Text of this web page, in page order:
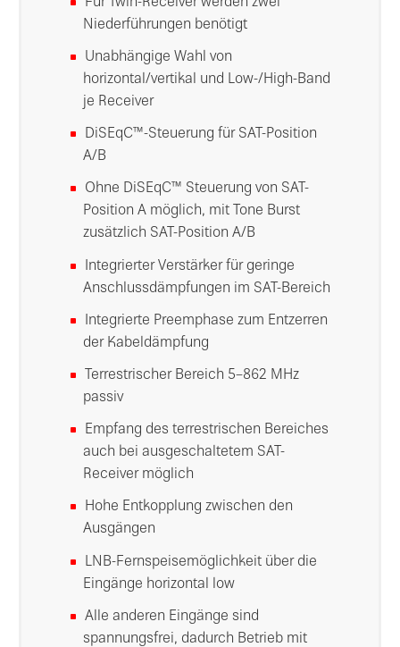
Für Twin-Receiver werden zwei
Niederführungen benötigt
Unabhängige Wahl von
horizontal/vertikal und Low-/High-Band
je Receiver
DiSEqC™-Steuerung für SAT-Position
A/B
Ohne DiSEqC™ Steuerung von SAT-
Position A möglich, mit Tone Burst
zusätzlich SAT-Position A/B
Integrierter Verstärker für geringe
Anschlussdämpfungen im SAT-Bereich
Integrierte Preemphase zum Entzerren
der Kabeldämpfung
Terrestrischer Bereich 5–862 MHz
passiv
Empfang des terrestrischen Bereiches
auch bei ausgeschaltetem SAT-
Receiver möglich
Hohe Entkopplung zwischen den
Ausgängen
LNB-Fernspeisemöglichkeit über die
Eingänge horizontal low
Alle anderen Eingänge sind
spannungsfrei, dadurch Betrieb mit